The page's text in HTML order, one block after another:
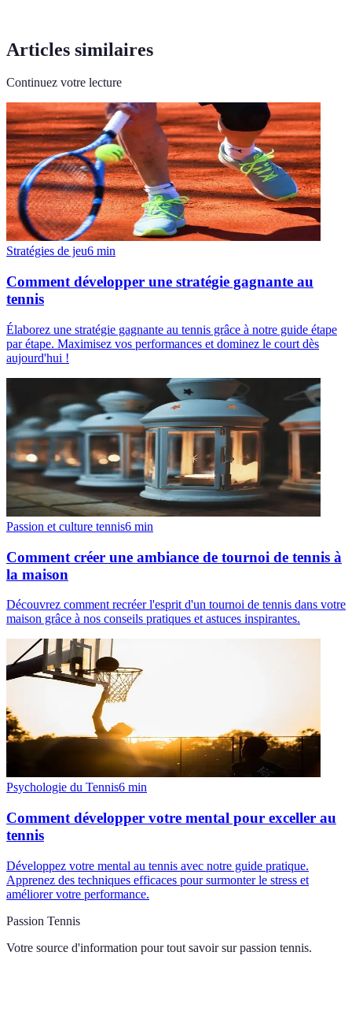
Articles similaires
Continuez votre lecture
Stratégies de jeu6 min
Comment développer une stratégie gagnante au
tennis
Élaborez une stratégie gagnante au tennis grâce à notre guide étape
par étape. Maximisez vos performances et dominez le court dès
aujourd'hui !
Passion et culture tennis6 min
Comment créer une ambiance de tournoi de tennis à
la maison
Découvrez comment recréer l'esprit d'un tournoi de tennis dans votre
maison grâce à nos conseils pratiques et astuces inspirantes.
Psychologie du Tennis6 min
Comment développer votre mental pour exceller au
tennis
Développez votre mental au tennis avec notre guide pratique.
Apprenez des techniques efficaces pour surmonter le stress et
améliorer votre performance.
Passion Tennis
Votre source d'information pour tout savoir sur passion tennis.